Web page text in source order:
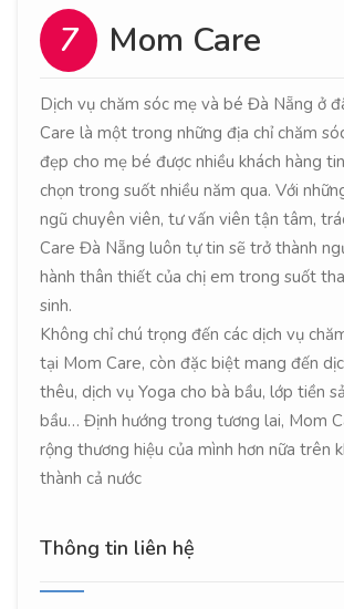
7 Mom Care
Dịch vụ chăm sóc mẹ và bé Đà Nẵng ở
Care là một trong những địa chỉ chăm
đẹp cho mẹ bé được nhiều khách hàng
chọn trong suốt nhiều năm qua. Với
ngũ chuyên viên, tư vấn viên tận tâm,
Care Đà Nẵng luôn tự tin sẽ trở thành
hành thân thiết của chị em trong suốt
sinh.
Không chỉ chú trọng đến các dịch vụ
tại Mom Care, còn đặc biệt mang đến
thêu, dịch vụ Yoga cho bà bầu, lớp tiền
bầu… Định hướng trong tương lai, Mom
rộng thương hiệu của mình hơn nữa trên
thành cả nước
Thông tin liên hệ